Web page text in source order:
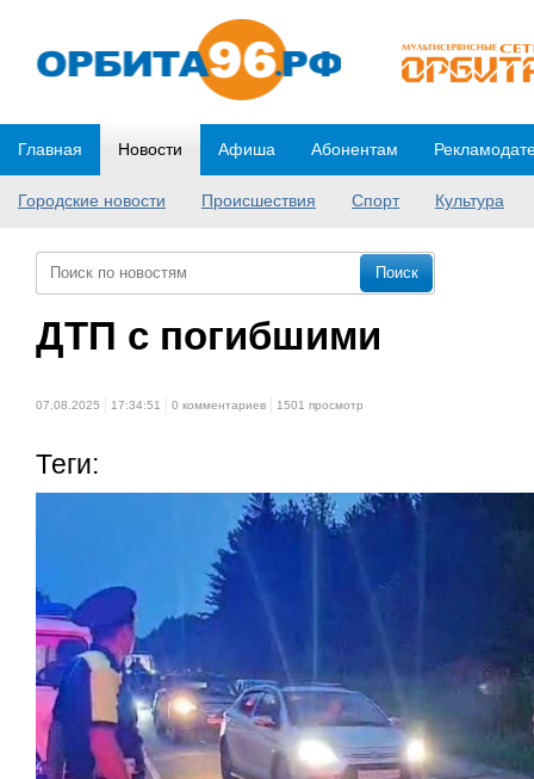
Главная Новости
Городские новости Происшествия Спорт Культура
Афиша Абонентам
ДТП с погибшими
07.08.2025 17:34:51 0 комментариев 1501 просмотр
Теги: